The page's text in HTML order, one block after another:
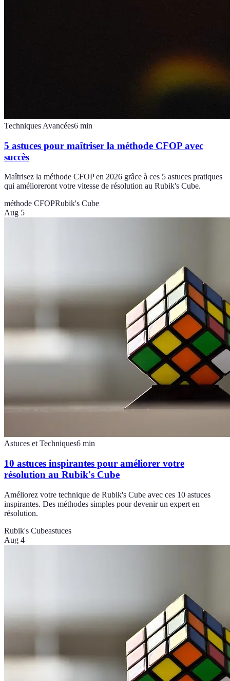
Techniques Avancées6 min
5 astuces pour maîtriser la méthode CFOP avec
succès
Maîtrisez la méthode CFOP en 2026 grâce à ces 5 astuces pratiques
qui amélioreront votre vitesse de résolution au Rubik's Cube.
méthode CFOPRubik's Cube
Aug 5
Astuces et Techniques6 min
10 astuces inspirantes pour améliorer votre
résolution au Rubik's Cube
Améliorez votre technique de Rubik's Cube avec ces 10 astuces
inspirantes. Des méthodes simples pour devenir un expert en
résolution.
Rubik's Cubeastuces
Aug 4